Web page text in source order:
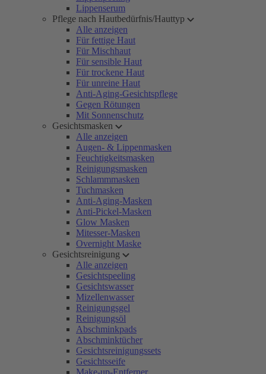
Lippenserum
Pflege nach Hautbedürfnis/Hauttyp
Alle anzeigen
Für fettige Haut
Für Mischhaut
Für sensible Haut
Für trockene Haut
Für unreine Haut
Anti-Aging-Gesichtspflege
Gegen Rötungen
Mit Sonnenschutz
Gesichtsmasken
Alle anzeigen
Augen- & Lippenmasken
Feuchtigkeitsmasken
Reinigungsmasken
Schlammmasken
Tuchmasken
Anti-Aging-Masken
Anti-Pickel-Masken
Glow Masken
Mitesser-Masken
Overnight Maske
Gesichtsreinigung
Alle anzeigen
Gesichtspeeling
Gesichtswasser
Mizellenwasser
Reinigungsgel
Reinigungsöl
Abschminkpads
Abschminktücher
Gesichtsreinigungssets
Gesichtsseife
Make-up-Entferner